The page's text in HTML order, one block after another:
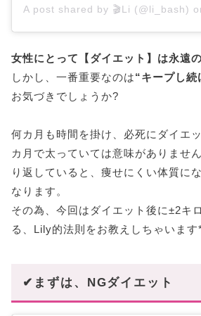
A post shared by 🎬Li (@li_bash)
女性にとって【ダイエット】は永遠の
しかし、一番重要なのは“キープし続
お気づきでしょうか?
何カ月も時間を掛け、必死にダイエ
カ月で太っていては意味がありませ
り返していると、痩せにくい体質に
なります。
その為、今回はダイエット後に±2キ
る、Lily的法則をお教えしちゃいます
✔まずは、NGダイエット